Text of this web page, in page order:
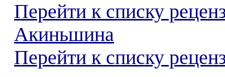
Перейти к списку
Акиньшина
Перейти к списку